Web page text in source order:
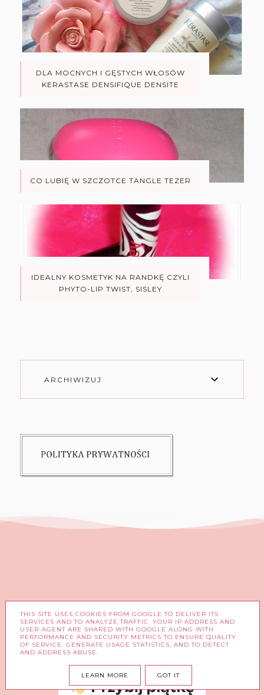
DLA MOCNYCH I GĘSTYCH WŁOSÓW
KERASTASE DENSIFIQUE DENSITE
CO LUBIĘ W SZCZOTCE TANGLE TEZER
IDEALNY KOSMETYK NA RANDKĘ CZYLI
PHYTO-LIP TWIST, SISLEY
ARCHIWIZUJ
FACEBOOK INSTAGRAM
DZIĘKUJĘ ZA KAŻDĄ KAWĘ ☕
THIS SITE USES COOKIES FROM GOOGLE TO DELIVER ITS
SERVICES AND TO ANALYZE TRAFFIC. YOUR IP ADDRESS AND
USER-AGENT ARE SHARED WITH GOOGLE ALONG WITH
PERFORMANCE AND SECURITY METRICS TO ENSURE QUALITY
OF SERVICE, GENERATE USAGE STATISTICS, AND TO DETECT
AND ADDRESS ABUSE.
LEARN MORE GOT IT